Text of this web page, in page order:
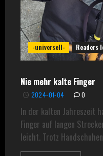
-universell- Readers
Nie mehr kalte Finger
2024-01-04 0
In der kalten Jahreszeit
Finger auf langen
leicht. Trotz